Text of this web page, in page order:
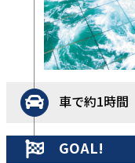
車で約1時間
GOAL!